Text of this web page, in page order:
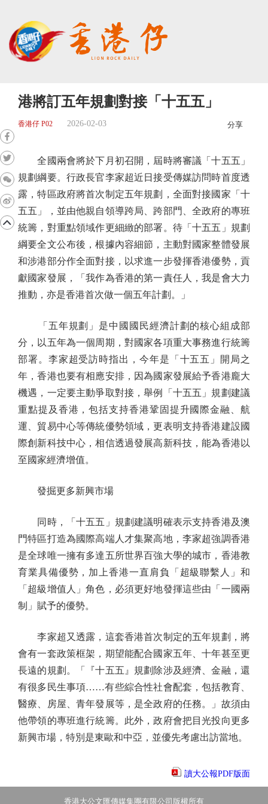
港將訂五年規劃對接「十五五」
香港仔 P02 2026-02-03 分享
全國兩會將於下月初召開，屆時將審議「十五五」
規劃綱要。行政長官李家超近日接受傳媒訪問時首度透
露，特區政府將首次制定五年規劃，全面對接國家「十
五五」，並由他親自領導跨局、跨部門、全政府的專班
統籌，對重點領域作更細緻的部署。待「十五五」規劃
綱要全文公布後，根據內容細節，主動對國家整體發展
和涉港部分作全面對接，以求進一步發揮香港優勢，貢
獻國家發展，「我作為香港的第一責任人，我是會大力
推動，亦是香港首次做一個五年計劃。」
「五年規劃」是中國國民經濟計劃的核心組成部
分，以五年為一個周期，對國家各項重大事務進行統籌
部署。李家超受訪時指出，今年是「十五五」開局之
年，香港也要有相應安排，因為國家發展給予香港龐大
機遇，一定要主動爭取對接，舉例「十五五」規劃建議
重點提及香港，包括支持香港鞏固提升國際金融、航
運、貿易中心等傳統優勢領域，更表明支持香港建設國
際創新科技中心，相信透過發展高新科技，能為香港以
至國家經濟增值。
發掘更多新興市場
同時，「十五五」規劃建議明確表示支持香港及澳
門特區打造為國際高端人才集聚高地，李家超強調香港
是全球唯一擁有多達五所世界百強大學的城市，香港教
育業具備優勢，加上香港一直肩負「超級聯繫人」和
「超級增值人」角色，必須更好地發揮這些由「一國兩
制」賦予的優勢。
李家超又透露，這套香港首次制定的五年規劃，將
會有一套政策框架，期望能配合國家五年、十年甚至更
長遠的規劃。「『十五五』規劃除涉及經濟、金融，還
有很多民生事項……有些綜合性社會配套，包括教育、
醫療、房屋、青年發展等，是全政府的任務。」故須由
他帶領的專班進行統籌。此外，政府會把目光投向更多
新興市場，特別是東歐和中亞，並優先考慮出訪當地。
讀大公報PDF版面
香港大公文匯傳媒集團有限公司版權所有